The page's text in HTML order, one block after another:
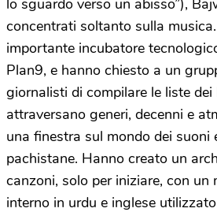
lo sguardo verso un abisso”),
concentrati soltanto sulla
importante incubatore
Plan9, e hanno chiesto a un
giornalisti di compilare le liste dei
attraversano generi, decenni e
una finestra sul mondo dei suoni
pachistane. Hanno creato un
canzoni, solo per iniziare, con un
interno in urdu e inglese